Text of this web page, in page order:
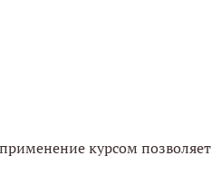
курсом позволяет